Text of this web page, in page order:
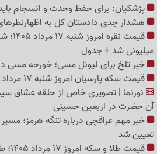
پزشکیان: برای حفظ وحدت و انسجام باید
هشدار جدی دادستان کل به اظهارنظرهای
میلیونی شد + جدول
خبر تلخ برای لیونل مسی؛ خورخه مسی در 68 سالگی
قیمت سکه پارسیان امروز شنبه 17 مرداد 1405
نورنما | تصویری خاص از حلقه عشاق
آن حضرت در اربعین حسینی
خبر مهم عراقچی درباره تنگه هرمز؛
تعیین شد